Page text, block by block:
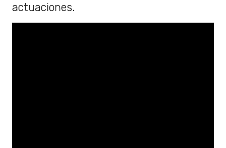
actuaciones.